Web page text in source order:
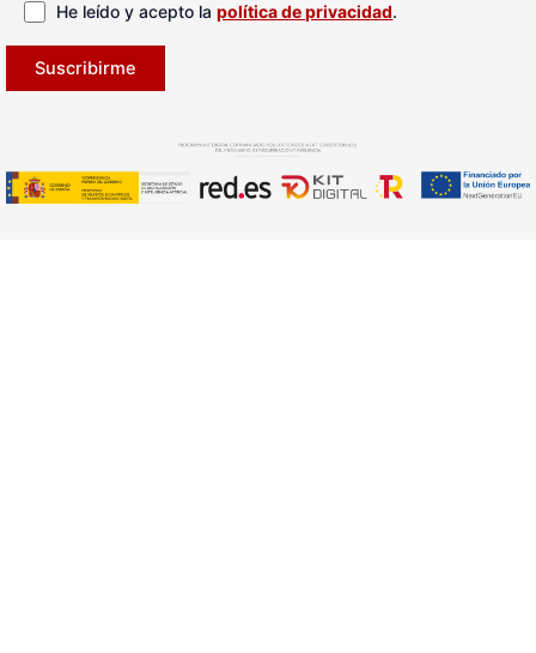
He leído y acepto lapolítica de privacidad.